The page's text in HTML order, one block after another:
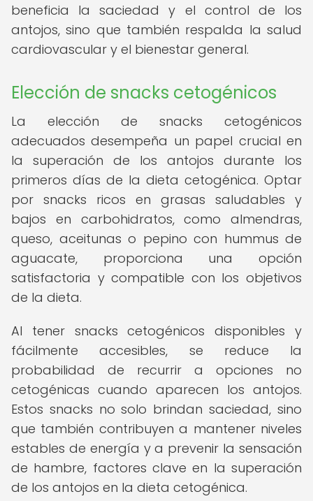
beneficia la saciedad y el control de los
antojos, sino que también respalda la salud
cardiovascular y el bienestar general.
Elección de snacks cetogénicos
La elección de snacks cetogénicos
adecuados desempeña un papel crucial en
la superación de los antojos durante los
primeros días de la dieta cetogénica. Optar
por snacks ricos en grasas saludables y
bajos en carbohidratos, como almendras,
queso, aceitunas o pepino con hummus de
aguacate, proporciona una opción
satisfactoria y compatible con los objetivos
de la dieta.
Al tener snacks cetogénicos disponibles y
fácilmente accesibles, se reduce la
probabilidad de recurrir a opciones no
cetogénicas cuando aparecen los antojos.
Estos snacks no solo brindan saciedad, sino
que también contribuyen a mantener niveles
estables de energía y a prevenir la sensación
de hambre, factores clave en la superación
de los antojos en la dieta cetogénica.